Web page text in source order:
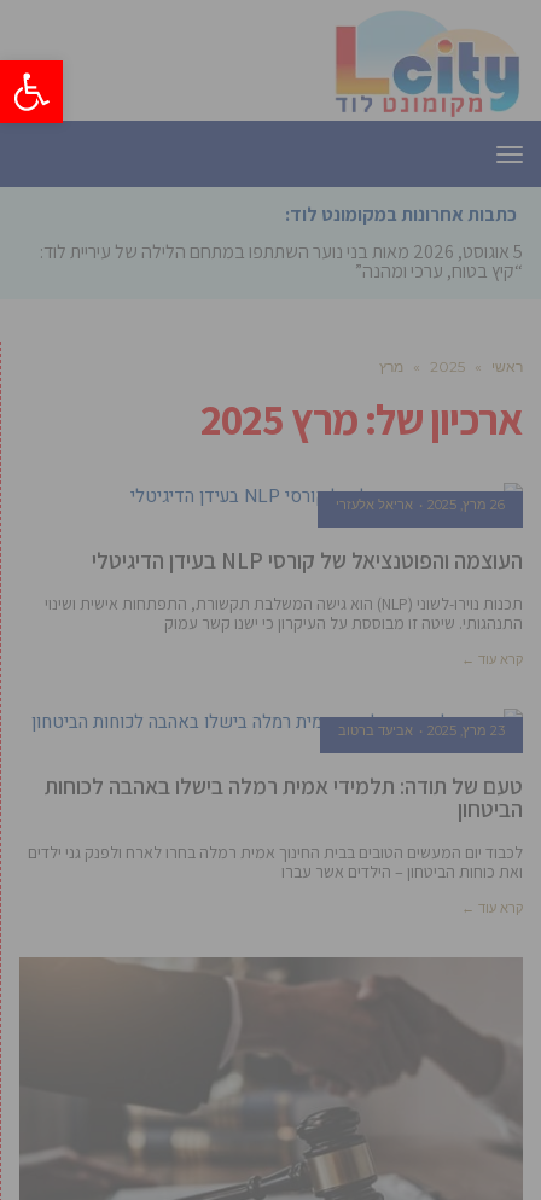
פתח
תפריט
כתבות אחרונות במקומונט לוד:
5 אוגוסט, 2026
מאות בני נוער השתתפו במתחם הלילה של עיריית לוד:
“קיץ בטוח, ערכי ומהנה”
ראשי »
2025
» מרץ
ארכיון של:מרץ 2025
26 מרץ, 2025 אריאל אלעזרי
העוצמה והפוטנציאל של קורסי NLP בעידן הדיגיטלי
תכנות נוירו-לשוני (NLP) הוא גישה המשלבת תקשורת, התפתחות אישית ושינוי
התנהגותי. שיטה זו מבוססת על העיקרון כי ישנו קשר עמוק
קרא עוד ←
23 מרץ, 2025 אביעד ברטוב
טעם של תודה: תלמידי אמית רמלה בישלו באהבה לכוחות
הביטחון
לכבוד יום המעשים הטובים בבית החינוך אמית רמלה בחרו לארח ולפנק גני ילדים
ואת כוחות הביטחון – הילדים אשר עברו
קרא עוד ←